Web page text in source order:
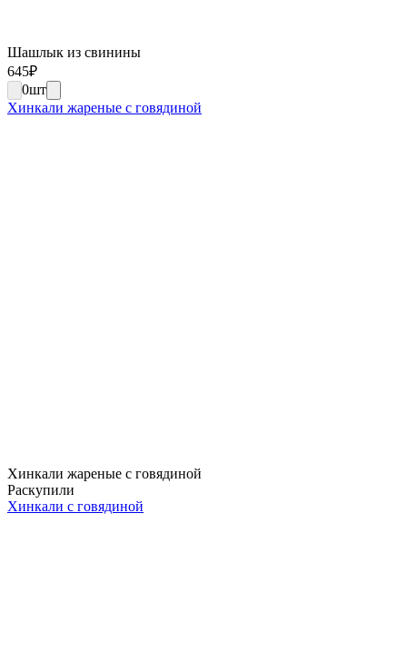
Шашлык из свинины
645₽
0шт
Хинкали жареные с говядиной
Хинкали жареные с говядиной
Раскупили
Хинкали с говядиной